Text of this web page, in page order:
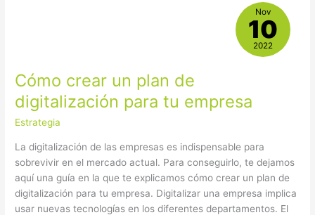
Cómo crear un plan de
digitalización para tu empresa
Estrategia
La digitalización de las empresas es indispensable para
sobrevivir en el mercado actual. Para conseguirlo, te dejamos
aquí una guía en la que te explicamos cómo crear un plan de
digitalización para tu empresa. Digitalizar una empresa implica
usar nuevas tecnologías en los diferentes departamentos. El
digitalización
tu
empresa
Nov
10
2022